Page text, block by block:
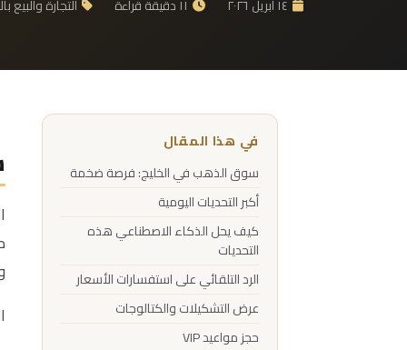
١٤ أبريل ٢٠٢٦ ١١ دقيقة قراءة التجارة والبيع
في هذا المقال
سوق الذهب في الخليج: فرصة ضخمة
أكبر التحديات اليومية
كيف يحل الذكاء الاصطناعي هذه
التحديات
الرد التلقائي على استفسارات الأسعار
عرض التشكيلات والكتالوجات
حجز مواعيد VIP